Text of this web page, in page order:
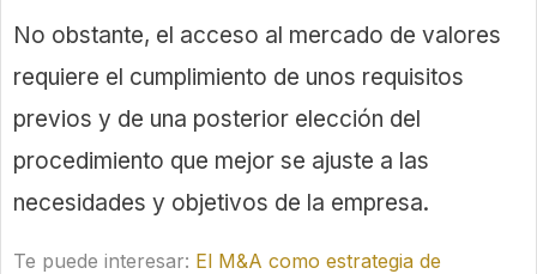
No obstante, el acceso al mercado de valores
requiere el cumplimiento de unos requisitos
previos y de una posterior elección del
procedimiento que mejor se ajuste a las
necesidades y objetivos de la empresa.
Te puede interesar: El M&A como estrategia de